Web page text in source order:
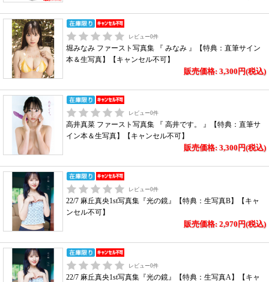
レビュー0件
堀みなみ ファースト写真集 『 みなみ 』【特典：直筆サイン
本＆生写真】【キャンセル不可】
販売価格: 3,300円(税込)
レビュー0件
高井真菜 ファースト写真集 『 高井です。 』【特典：直筆サ
イン本＆生写真】【キャンセル不可】
販売価格: 3,300円(税込)
レビュー0件
22/7 麻丘真央1st写真集『光の鏡』【特典：生写真B】【キャ
ンセル不可】
販売価格: 2,970円(税込)
レビュー0件
22/7 麻丘真央1st写真集『光の鏡』【特典：生写真A】【キャ